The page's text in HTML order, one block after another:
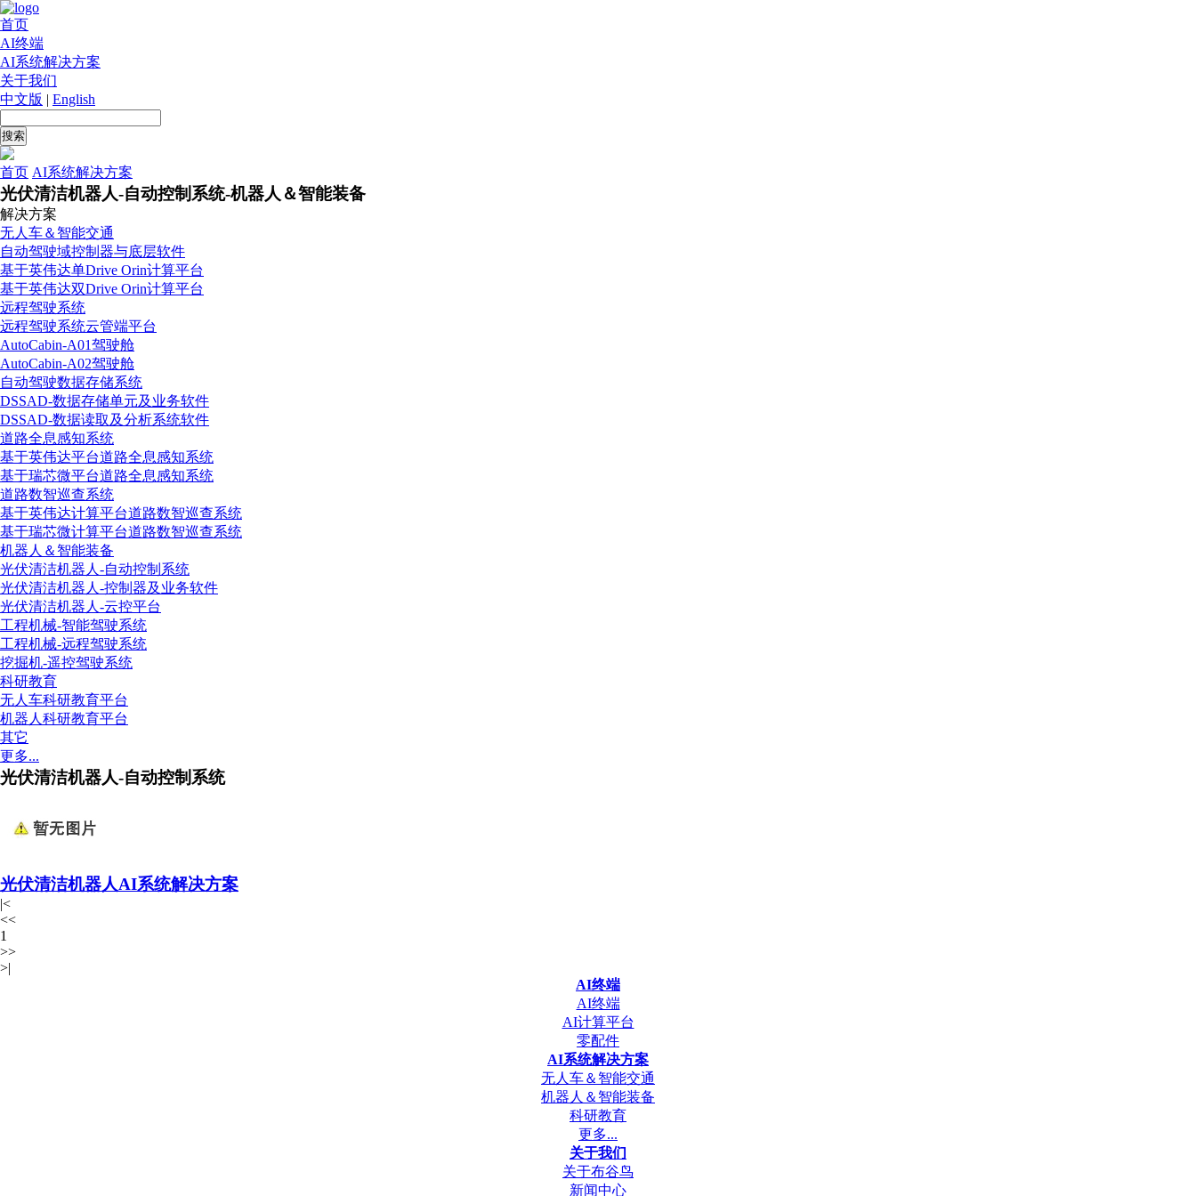
首页
AI终端
AI系统解决方案
关于我们
中文版 | English
首页 AI系统解决方案
光伏清洁机器人-自动控制系统-机器人＆智能装备
解决方案
无人车＆智能交通
自动驾驶域控制器与底层软件
基于英伟达单Drive Orin计算平台
基于英伟达双Drive Orin计算平台
远程驾驶系统
远程驾驶系统云管端平台
AutoCabin-A01驾驶舱
AutoCabin-A02驾驶舱
自动驾驶数据存储系统
DSSAD-数据存储单元及业务软件
DSSAD-数据读取及分析系统软件
道路全息感知系统
基于英伟达平台道路全息感知系统
基于瑞芯微平台道路全息感知系统
道路数智巡查系统
基于英伟达计算平台道路数智巡查系统
基于瑞芯微计算平台道路数智巡查系统
机器人＆智能装备
光伏清洁机器人-自动控制系统
光伏清洁机器人-控制器及业务软件
光伏清洁机器人-云控平台
工程机械-智能驾驶系统
工程机械-远程驾驶系统
挖掘机-遥控驾驶系统
科研教育
无人车科研教育平台
机器人科研教育平台
其它
更多...
光伏清洁机器人-自动控制系统
光伏清洁机器人AI系统解决方案
|<
<<
1
>>
>|
AI终端
AI终端
AI计算平台
零配件
AI系统解决方案
无人车＆智能交通
机器人＆智能装备
科研教育
更多...
关于我们
关于布谷鸟
新闻中心